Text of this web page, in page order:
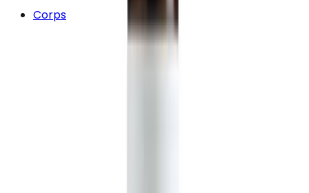
Corps